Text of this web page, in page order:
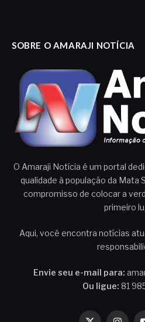
SOBRE O AMARAJI NOTÍCIA
O Amaraji Notícia é um portal
qualidade à população da Mata
compromisso de colocar a
primeiro
Aqui, você encontra notícias
Envie seu e-mail para:
Ou ligue: 81